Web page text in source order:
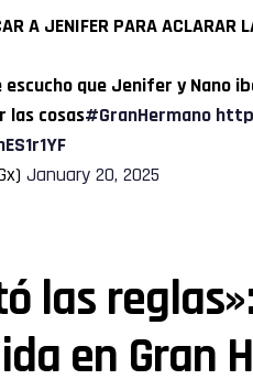
A JENIFER PARA ACLARAR
escucho que Jenifer y Nano
las cosas#GranHermano
January 20, 2025
las
en Gran